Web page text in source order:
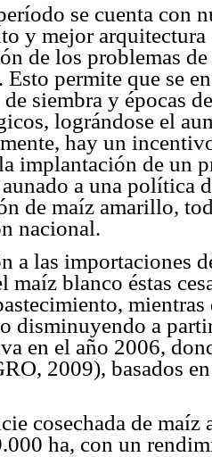
se cuenta con
y mejor
de los problemas
permite que se
siembra y épocas
lográndose el
hay un
implantación de un
a una política
de maíz amarillo,
nacional.
a las importaciones
maíz blanco éstas
disminuyendo a
en el año 2006,
2009), basados
cosechada de
ha, con un